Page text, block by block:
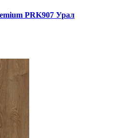
PRK907 Урал